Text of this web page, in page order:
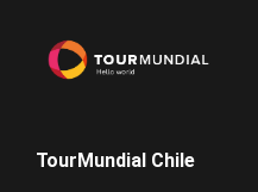
TourMundial Chile